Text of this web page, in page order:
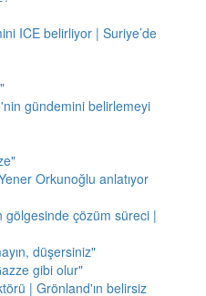
ICE belirliyor | Suriye’de
gündemini belirlemeyi
Orkunoğlu anlatıyor
gölgesinde çözüm süreci |
düşersiniz"
gibi olur"
| Grönland'ın belirsiz